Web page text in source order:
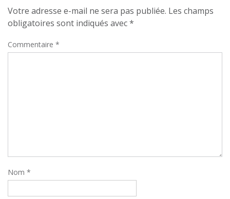
Votre adresse e-mail ne sera pas publiée. Les champs
obligatoires sont indiqués avec*
Commentaire *
Nom *